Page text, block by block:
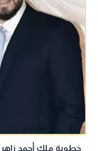
خطوبة ملك أحمد